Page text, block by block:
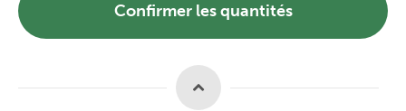
Confirmer les quantités